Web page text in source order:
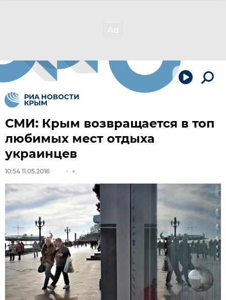
СМИ: Крым возвращается в топ
любимых мест отдыха
украинцев
10:54 11.05.2016